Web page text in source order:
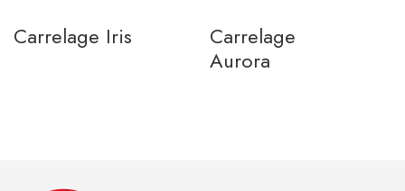
Carrelage Iris
Carrelage
Aurora